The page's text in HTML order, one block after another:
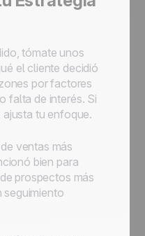
tómate unos
el cliente decidió
por factores
falta de interés. Si
tu enfoque.
ventas más
bien para
prospectos más
seguimiento